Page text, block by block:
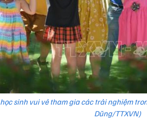
sinh vui vẻ tham gia các trải nghiệm
Dũng/TTXVN)